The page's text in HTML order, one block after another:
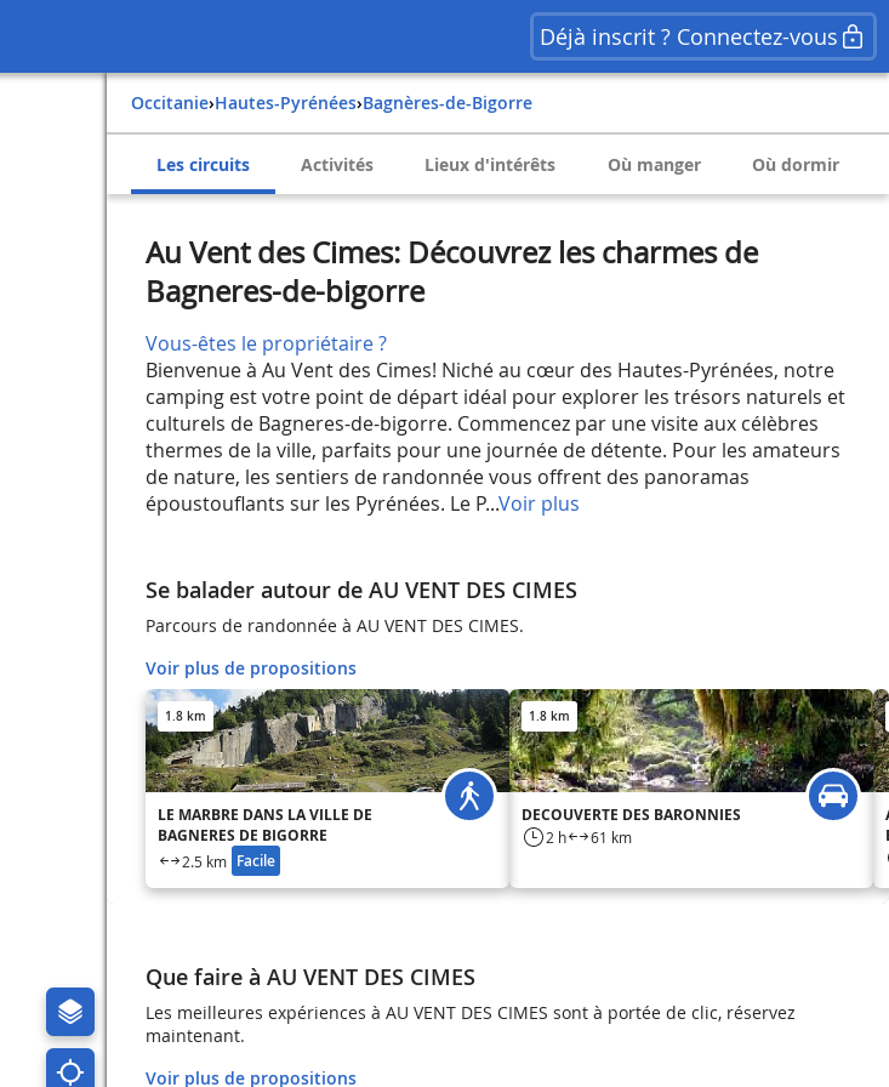
Déjà inscrit ? Connectez-vous
Occitanie› Hautes-Pyrénées› Bagnères-de-Bigorre
Les circuits Activités Lieux d'intérêts Où manger Où dormir
Au Vent des Cimes: Découvrez les charmes de
Bagneres-de-bigorre
Vous-êtes le propriétaire ?
Bienvenue à Au Vent des Cimes! Niché au cœur des Hautes-Pyrénées, notre
camping est votre point de départ idéal pour explorer les trésors naturels et
culturels de Bagneres-de-bigorre. Commencez par une visite aux célèbres
thermes de la ville, parfaits pour une journée de détente. Pour les amateurs
de nature, les sentiers de randonnée vous offrent des panoramas
époustouflants sur les Pyrénées. Le P...Voir plus
Se balader autour de AU VENT DES CIMES
Parcours de randonnée à AU VENT DES CIMES.
Voir plus de propositions
1.8 km
LE MARBRE DANS LA VILLE DE
BAGNERES DE BIGORRE
2.5 km Facile
1.8 km
DECOUVERTE DES BARONNIES
2 h 61 km
Que faire à AU VENT DES CIMES
Les meilleures expériences à AU VENT DES CIMES sont à portée de clic, réservez
maintenant.
Voir plus de propositions